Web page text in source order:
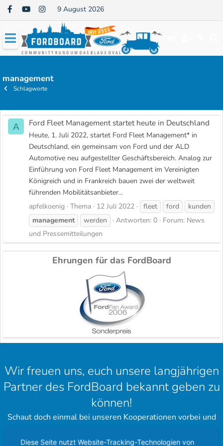
9 August 2026
management
Schlagworte
A Ford Fleet Management startet heute in Deutschland
Heute, 1. Juli 2022, startet Ford Fleet Management* in
Deutschland, ein gemeinsam von Ford und der ALD
Automotive neu aufgestellter Geschäftsbereich. Analog zur
Einführung von Ford Fleet Management im Vereinigten
Königreich und in Frankreich bauen zwei der weltweit
führenden Mobilitätsanbieter...
apfelkoenig
Thema 12 Juli 2022 fleet ford
kunden
management
werden Antworten: 0 Forum: News
und Pressemitteilungen
Ehrungen für das FordBoard
Wir freuen uns, euch unsere langjährigen
Partner des FordBoard bekannt geben zu
können!
Schaut doch einmal bei unseren Kooperationen vorbei und
Diese Seite nutzt Website-Tracking-Technologien von